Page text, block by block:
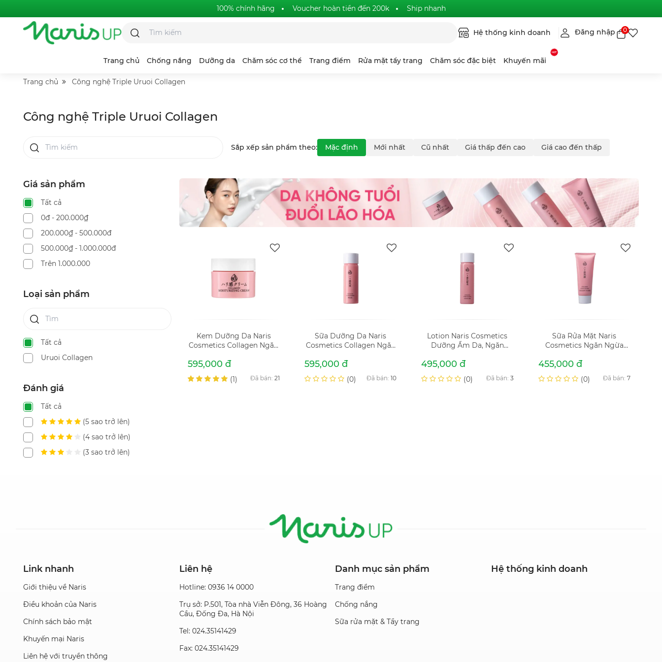
100% chính hãng Voucher hoàn tiền đến 200k Ship nhanh
Hệ thống kinh doanh Đăng nhập 0
Trang chủ Chống nắng Dưỡng da
Chieno Shizuku
Hyaluronic Acid
Chăm sóc cơ thể Trang điểm Rửa mặt tẩy trang Chăm sóc đặc biệt Khuyến mãi
Trang chủ Công nghệ Triple Uruoi Collagen
Công nghệ Triple Uruoi Collagen
Sắp xếp sản phẩm theo: Mặc định Mới nhất Cũ nhất Giá thấp đến cao Giá cao đến thấp
Giá sản phẩm
Tất cả
0đ - 200.000₫
200.000₫ - 500.000đ
500.000₫ - 1.000.000đ
Trên 1.000.000
Loại sản phẩm
Tất cả
Uruoi Collagen
Đánh giá
Tất cả
(5 sao trở lên)
(4 sao trở lên)
(3 sao trở lên)
Kem Dưỡng Da Naris
Cosmetics Collagen Ngăn
Moisturizing Cream
595,000 đ
(1) Đã bán: 21
Sữa Dưỡng Da Naris
Cosmetics Collagen Ngăn
Collagen Moisturizing Milk
595,000 đ
(0) Đã bán:10
Lotion Naris Cosmetics
Dưỡng Ẩm Da, Ngăn
Collagen Moisturizing
Lotion
495,000 đ
(0) Đã bán: 3
Sữa Rửa Mặt Naris
Cosmetics Ngăn Ngừa
Moisturizing Creamy
Foam
455,000 đ
(0) Đã bán: 7
Link nhanh
Giới thiệu về Naris
Điều khoản của Naris
Chính sách bảo mật
Khuyến mại Naris
Liên hệ với truyền thông
Liên hệ
Hotline: 0936 14 0000
Trụ sở: P.501, Tòa nhà Viễn Đông, 36 Hoàng
Cầu, Đống Đa, Hà Nội
Tel: 024.35141429
Fax: 024.35141429
Danh mục sản phẩm
Trang điểm
Chống nắng
Sữa rửa mặt & Tẩy trang
Hệ thống kinh doanh